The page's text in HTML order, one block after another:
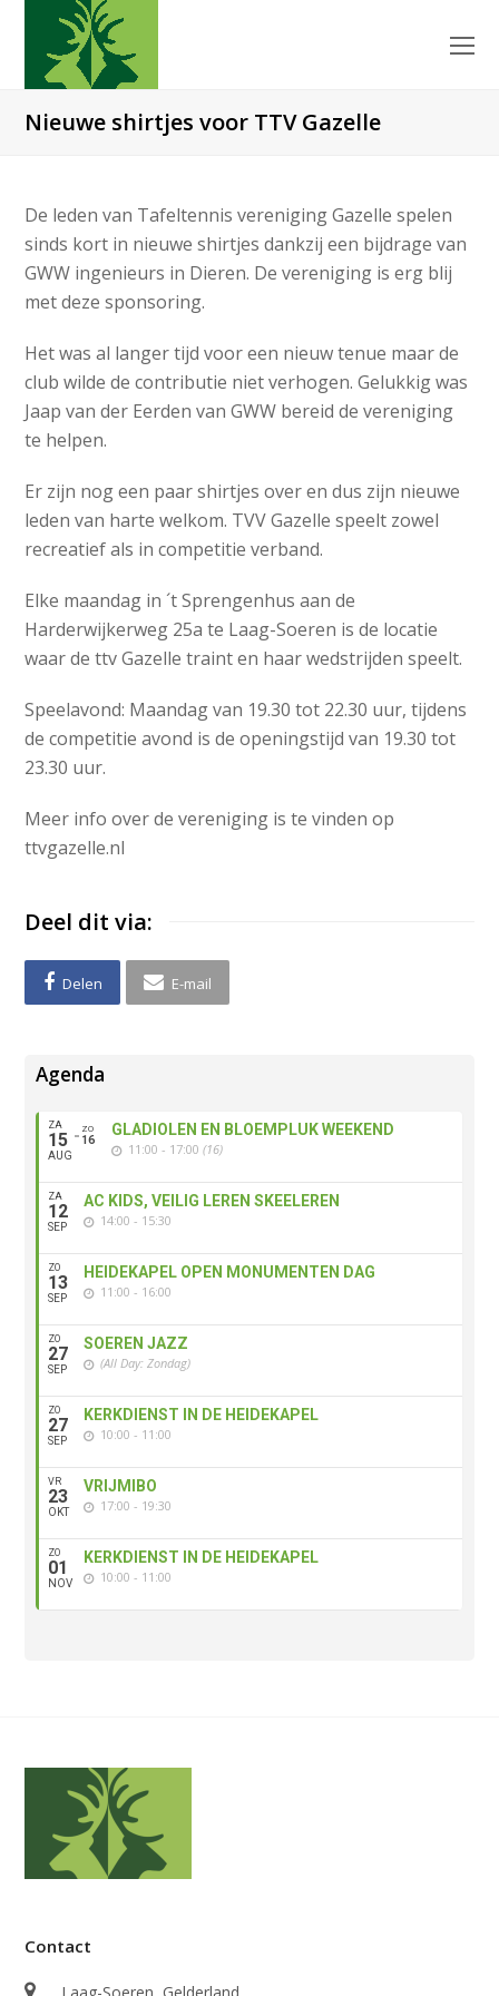
Nieuwe shirtjes voor TTV Gazelle
De leden van Tafeltennis vereniging Gazelle spelen
sinds kort in nieuwe shirtjes dankzij een bijdrage van
GWW ingenieurs in Dieren. De vereniging is erg blij
met deze sponsoring.
Het was al langer tijd voor een nieuw tenue maar de
club wilde de contributie niet verhogen. Gelukkig was
Jaap van der Eerden van GWW bereid de vereniging
te helpen.
Er zijn nog een paar shirtjes over en dus zijn nieuwe
leden van harte welkom. TVV Gazelle speelt zowel
recreatief als in competitie verband.
Elke maandag in ´t Sprengenhus aan de
Harderwijkerweg 25a te Laag-Soeren is de locatie
waar de ttv Gazelle traint en haar wedstrijden speelt.
Speelavond: Maandag van 19.30 tot 22.30 uur, tijdens
de competitie avond is de openingstijd van 19.30 tot
23.30 uur.
Meer info over de vereniging is te vinden op
ttvgazelle.nl
Deel dit via:
Delen E-mail
Agenda
ZA
15
AUG
ZO
16
GLADIOLEN EN BLOEMPLUK WEEKEND
11:00 - 17:00(16)
ZA
12
SEP
AC KIDS, VEILIG LEREN SKEELEREN
14:00 - 15:30
ZO
13
SEP
HEIDEKAPEL OPEN MONUMENTEN DAG
11:00 - 16:00
ZO
27
SEP
SOEREN JAZZ
(All Day: Zondag)
ZO
27
SEP
KERKDIENST IN DE HEIDEKAPEL
10:00 - 11:00
VR
23
OKT
VRIJMIBO
17:00 - 19:30
ZO
01
NOV
KERKDIENST IN DE HEIDEKAPEL
10:00 - 11:00
Contact